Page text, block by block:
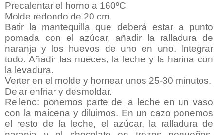
Precalentar el horno a 160ºC
Molde redondo de 20 cm.
Batir la mantequilla que deberá estar a punto
pomada con el azúcar, añadir la ralladura de
naranja y los huevos de uno en uno. Integrar
todo. Añadir las nueces, la leche y la harina con
la levadura.
Verter en el molde y hornear unos 25-30 minutos.
Dejar enfriar y desmoldar.
Relleno: ponemos parte de la leche en un vaso
con la maicena y diluimos. En un cazo ponemos
el resto de la leche, el azúcar, la ralladura de